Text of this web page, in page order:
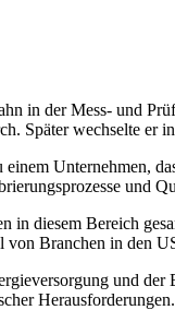
in der Mess- und
Später wechselte er
Unternehmen,
und
in diesem Bereich
von Branchen in den
und
Herausforderungen.